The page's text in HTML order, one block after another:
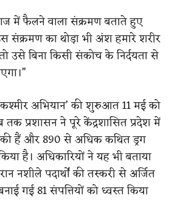
में फैलने वाला संक्रमण बताते हुए
संक्रमण का थोड़ा भी अंश हमारे शरीर
उसे बिना किसी संकोच के निर्दयता से
अभियान’ की शुरुआत 11 मई को
प्रशासन ने पूरे केंद्रशासित प्रदेश में
हैं और 890 से अधिक कथित ड्रग
है। अधिकारियों ने यह भी बताया
नशीले पदार्थों की तस्करी से अर्जित
गई 81 संपत्तियों को ध्वस्त किया